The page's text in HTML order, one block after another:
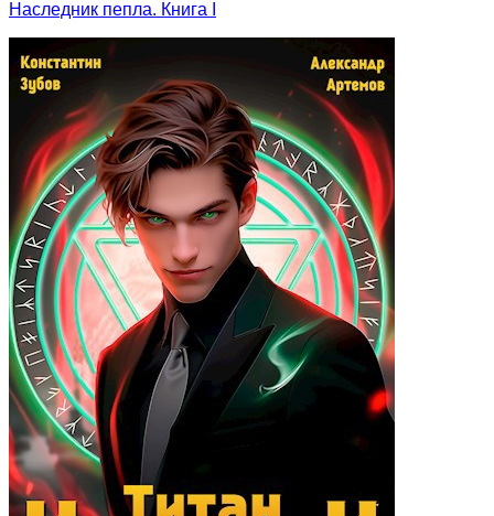
Наследник пепла. Книга I